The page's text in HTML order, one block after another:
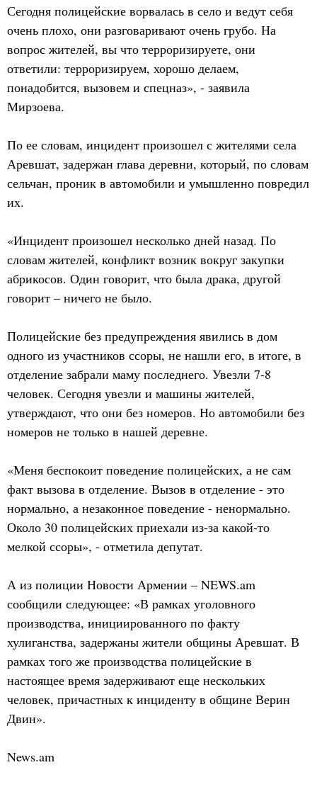
Сегодня полицейские ворвалась в село и ведут себя
очень плохо, они разговаривают очень грубо. На
вопрос жителей, вы что терроризируете, они
ответили: терроризируем, хорошо делаем,
понадобится, вызовем и спецназ», - заявила
Мирзоева.
По ее словам, инцидент произошел с жителями села
Аревшат, задержан глава деревни, который, по словам
сельчан, проник в автомобили и умышленно повредил
их.
«Инцидент произошел несколько дней назад. По
словам жителей, конфликт возник вокруг закупки
абрикосов. Один говорит, что была драка, другой
говорит – ничего не было.
Полицейские без предупреждения явились в дом
одного из участников ссоры, не нашли его, в итоге, в
отделение забрали маму последнего. Увезли 7-8
человек. Сегодня увезли и машины жителей,
утверждают, что они без номеров. Но автомобили без
номеров не только в нашей деревне.
«Меня беспокоит поведение полицейских, а не сам
факт вызова в отделение. Вызов в отделение - это
нормально, а незаконное поведение - ненормально.
Около 30 полицейских приехали из-за какой-то
мелкой ссоры», - отметила депутат.
А из полиции Новости Армении – NEWS.am
сообщили следующее: «В рамках уголовного
производства, инициированного по факту
хулиганства, задержаны жители общины Аревшат. В
рамках того же производства полицейские в
настоящее время задерживают еще нескольких
человек, причастных к инциденту в общине Верин
Двин».
News.am